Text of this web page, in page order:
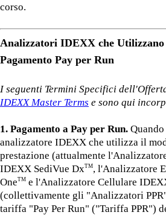
corso.
Analizzatori IDEXX che
Pagamento Pay per Run
I seguenti Termini Specifici
IDEXX Master Terms e sono qui
1. Pagamento a Pay per Run.
analizzatore IDEXX che utilizza il
prestazione (attualmente
IDEXX SediVue DxTM, l'Analizzatore
OneTM e l'Analizzatore Cellulare
(collettivamente gli "Analizzatori
tariffa "Pay Per Run" ("Tariffa PPR")